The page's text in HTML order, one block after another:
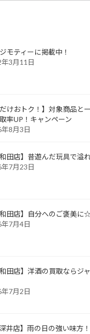
モティーに掲載中！
3月11日
だけおトク！】対象商品と
率UP！キャンペーン
8月3日
和田店】昔遊んだ玩具で溢
7月23日
和田店】自分へのご褒美に
7月4日
和田店】洋酒の買取ならジ
7月2日
井店】雨の日の強い味方